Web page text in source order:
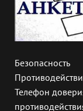
Безопасность
Телефон